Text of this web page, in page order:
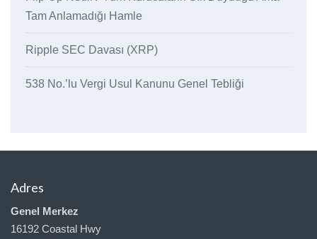
Tam Anlamadığı Hamle
Ripple SEC Davası (XRP)
538 No.’lu Vergi Usul Kanunu Genel Tebliği
Adres
Genel Merkez
16192 Coastal Hwy